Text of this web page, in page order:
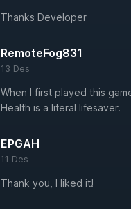
Thanks Developer
RemoteFog831
13 Des
When I first played this
Health is a literal lifesaver.
EPGAH
11 Des
Thank you, I liked it!